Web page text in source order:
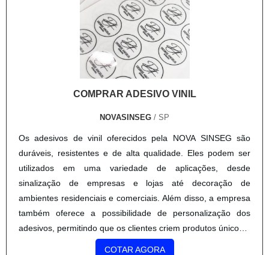
COMPRAR ADESIVO VINIL
NOVASINSEG / SP
Os adesivos de vinil oferecidos pela NOVA SINSEG são
duráveis, resistentes e de alta qualidade. Eles podem ser
utilizados em uma variedade de aplicações, desde
sinalização de empresas e lojas até decoração de
ambientes residenciais e comerciais. Além disso, a empresa
também oferece a possibilidade de personalização dos
adesivos, permitindo que os clientes criem produtos únicos e
COTAR AGORA